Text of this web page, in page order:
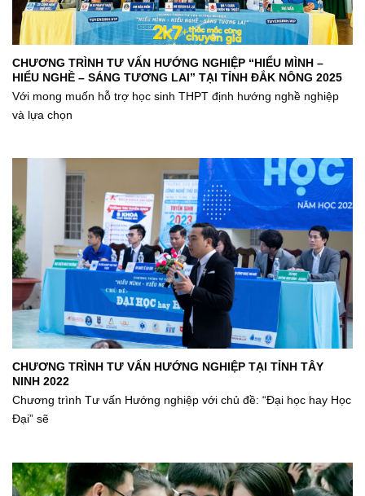
CHƯƠNG TRÌNH TƯ VẤN HƯỚNG NGHIỆP “HIỂU MÌNH –
HIỂU NGHỀ – SÁNG TƯƠNG LAI” TẠI TỈNH ĐẮK NÔNG 2025
Với mong muốn hỗ trợ học sinh THPT định hướng nghề nghiệp
và lựa chọn
CHƯƠNG TRÌNH TƯ VẤN HƯỚNG NGHIỆP TẠI TỈNH TÂY
NINH 2022
Chương trình Tư vấn Hướng nghiệp với chủ đề: “Đại học hay Học
Đại” sẽ